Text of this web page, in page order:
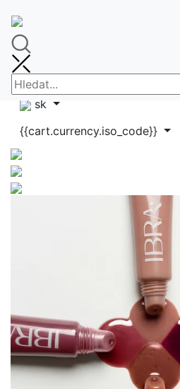
FAQ
info@makeupbag.sk
Kontakt
Instagram
sk
{{cart.currency.iso_code}}